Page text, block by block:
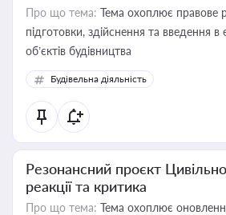
Про що тема: Тема охоплює правове
підготовки, здійснення та введення в
об’єктів будівництва
Будівельна діяльність
Резонансний проєкт
реакції та критика
Про що тема: Тема охоплює